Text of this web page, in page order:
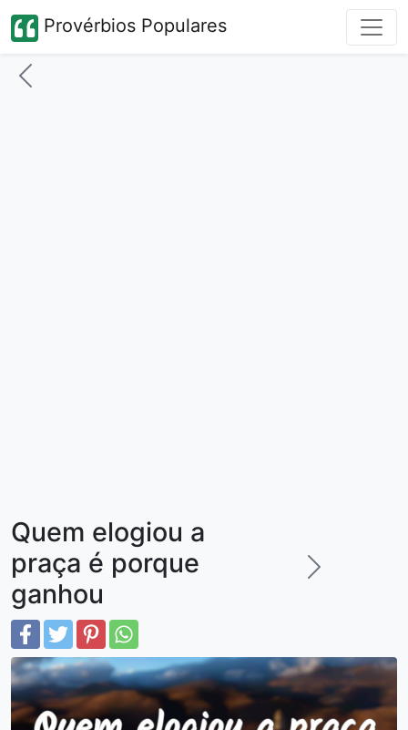
Provérbios Populares
Quem elogiou a
praça é porque
ganhou